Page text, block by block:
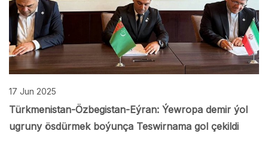
17 Jun 2025
Türkmenistan-Özbegistan-Eýran: Ýewropa demir ýol
ugruny ösdürmek boýunça Teswirnama gol çekildi